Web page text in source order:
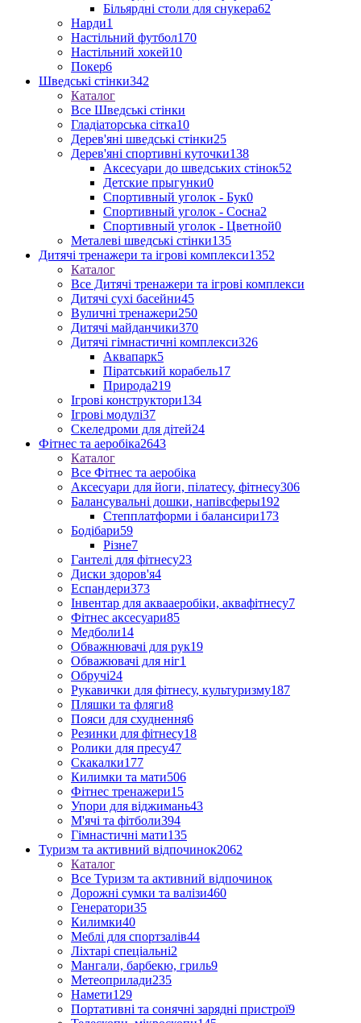
Більярдні столи для снукера62
Нарди1
Настільний футбол170
Настільний хокей10
Покер6
Шведські стінки342
Каталог
Все Шведські стінки
Гладіаторська сітка10
Дерев'яні шведські стінки25
Дерев'яні спортивні куточки138
Аксесуари до шведських стінок52
Детские прыгунки0
Спортивный уголок - Бук0
Спортивный уголок - Сосна2
Спортивный уголок - Цветной0
Металеві шведські стінки135
Дитячі тренажери та ігрові комплекси1352
Каталог
Все Дитячі тренажери та ігрові комплекси
Дитячі сухі басейни45
Вуличні тренажери250
Дитячі майданчики370
Дитячі гімнастичні комплекси326
Аквапарк5
Піратський корабель17
Природа219
Ігрові конструктори134
Ігрові модулі37
Скеледроми для дітей24
Фітнес та аеробіка2643
Каталог
Все Фітнес та аеробіка
Аксесуари для йоги, пілатесу, фітнесу306
Балансувальні дошки, напівсферы192
Степплатформи і балансири173
Бодібари59
Різне7
Гантелі для фітнесу23
Диски здоров'я4
Еспандери373
Інвентар для аквааеробіки, аквафітнесу7
Фітнес аксесуари85
Медболи14
Обважнювачі для рук19
Обважювачі для ніг1
Обручі24
Рукавички для фітнесу, культуризму187
Пляшки та фляги8
Пояси для схуднення6
Резинки для фітнесу18
Ролики для пресу47
Скакалки177
Килимки та мати506
Фітнес тренажери15
Упори для віджимань43
М'ячі та фітболи394
Гімнастичні мати135
Туризм та активний відпочинок2062
Каталог
Все Туризм та активний відпочинок
Дорожні сумки та валізи460
Генератори35
Килимки40
Меблі для спортзалів44
Ліхтарі спеціальні2
Мангали, барбекю, гриль9
Метеоприлади235
Намети129
Портативні та сонячні зарядні пристрої9